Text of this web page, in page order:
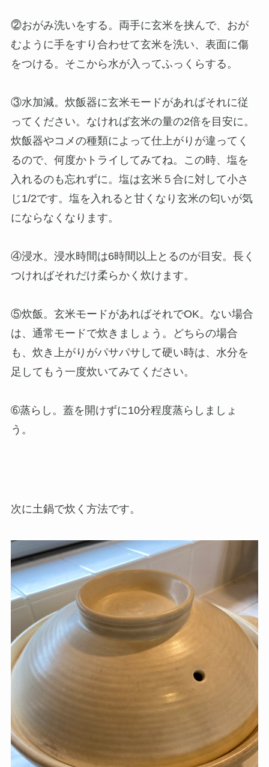
⓶おがみ洗いをする。両手に玄米を挟んで、おが
むように手をすり合わせて玄米を洗い、表面に傷
をつける。そこから水が入ってふっくらする。
③水加減。炊飯器に玄米モードがあればそれに従
ってください。なければ玄米の量の2倍を目安に。
炊飯器やコメの種類によって仕上がりが違ってく
るので、何度かトライしてみてね。この時、塩を
入れるのも忘れずに。塩は玄米５合に対して小さ
じ1/2です。塩を入れると甘くなり玄米の匂いが気
にならなくなります。
④浸水。浸水時間は6時間以上とるのが目安。長く
つければそれだけ柔らかく炊けます。
⑤炊飯。玄米モードがあればそれでOK。ない場合
は、通常モードで炊きましょう。どちらの場合
も、炊き上がりがパサパサして硬い時は、水分を
足してもう一度炊いてみてください。
➅蒸らし。蓋を開けずに10分程度蒸らしましょ
う。
次に土鍋で炊く方法です。